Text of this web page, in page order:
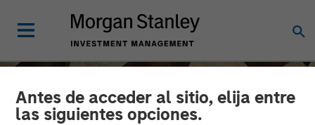
Antes de acceder al sitio, elija entre
las siguientes opciones.